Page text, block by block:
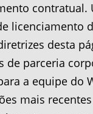
contratual.
licenciamento
desta
de parceria
a equipe do
mais